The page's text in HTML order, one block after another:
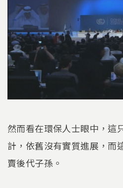
然而看在環保人士眼中，這
計，依舊沒有實質進展，而
賣後代子孫。